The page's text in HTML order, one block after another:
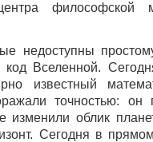
философской
недоступны
код Вселенной.
известный
точностью: он
изменили облик
Сегодня в